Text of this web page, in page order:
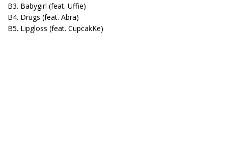
B3. Babygirl (feat. Uffie)
B4. Drugs (feat. Abra)
B5. Lipgloss (feat. CupcakKe)